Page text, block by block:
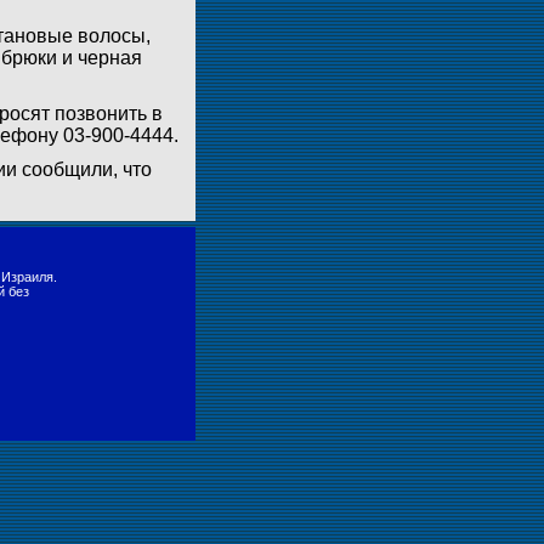
волосы,
и черная
позвонить в
03-900-4444.
сообщили, что
без